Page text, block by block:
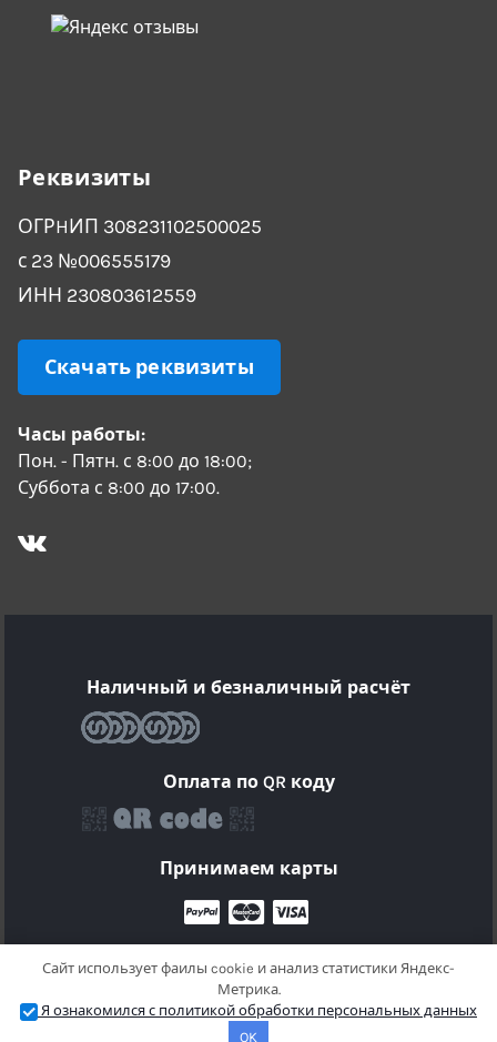
Реквизиты
ОГРHИП 308231102500025
с 23 №006555179
ИНН 230803612559
Скачать реквизиты
Часы работы:
Пон. - Пятн. с 8:00 до 18:00;
Суббота с 8:00 до 17:00.
Наличный и безналичный расчёт
Оплата по QR коду
Принимаем карты
© 2025 Кондиционеры воздуха в Краснодаре |
Политика конфиденциальности.
Сайт использует фаилы cookie и анализ статистики Яндекс-
Метрика.
Я ознакомился с политикой обработки персональных данных
OK